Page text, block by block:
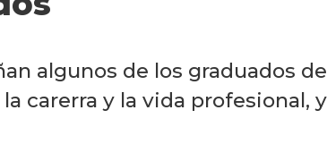
algunos de los graduados
carerra y la vida profesional,